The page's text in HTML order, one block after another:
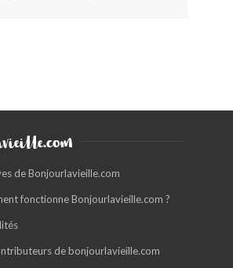
de Bonjourlavieille.com
fonctionne Bonjourlavieille.com ?
de bonjourlavieille.com